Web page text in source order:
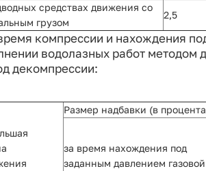
средствах движения со
грузом
2,5
компрессии и нахождения
водолазных работ
декомпрессии:
Размер надбавки (в
за время нахождения под
заданным давлением газовой